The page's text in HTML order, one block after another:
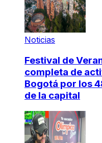
Noticias
Festival de
completa de
Bogotá por los
de la capital